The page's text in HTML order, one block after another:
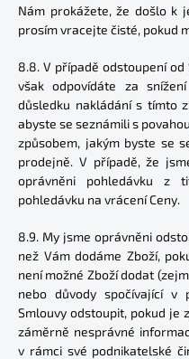
Nám prokážete, že došlo k
prosím vracejte čisté, pokud
8.8. V případě odstoupení
však odpovídáte za
důsledku nakládání s tímto
abyste se seznámili s
způsobem, jakým byste se
prodejně. V případě, že
oprávněni pohledávku z
pohledávku na vrácení Ceny.
8.9. My jsme oprávněni
než Vám dodáme Zboží,
není možné Zboží dodat
nebo důvody spočívající v
Smlouvy odstoupit, pokud je
záměrně nesprávné
v rámci své podnikatelské